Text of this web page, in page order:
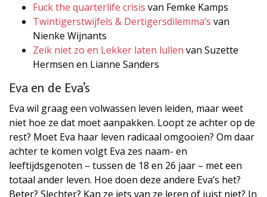
Fuck the quarterlife crisis van Femke Kamps
Twintigerstwijfels & Dertigersdilemma’s van
Nienke Wijnants
Zeik niet zo en Lekker laten lullen van Suzette
Hermsen en Lianne Sanders
Eva en de Eva’s
Eva wil graag een volwassen leven leiden, maar weet
niet hoe ze dat moet aanpakken. Loopt ze achter op de
rest? Moet Eva haar leven radicaal omgooien? Om daar
achter te komen volgt Eva zes naam- en
leeftijdsgenoten – tussen de 18 en 26 jaar – met een
totaal ander leven. Hoe doen deze andere Eva’s het?
Beter? Slechter? Kan ze iets van ze leren of juist niet? In